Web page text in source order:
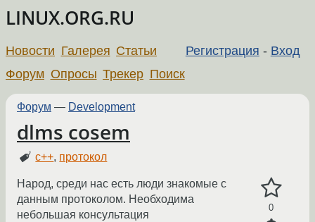
LINUX.ORG.RU
Регистрация - Вход
Новости Галерея Статьи
Форум Опросы Трекер Поиск
Форум — Development
dlms cosem
c++, протокол
0
Народ, среди нас есть люди знакомые с
данным протоколом. Необходима
небольшая консультация